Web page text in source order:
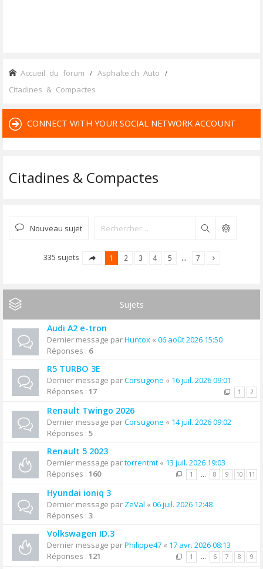
Accueil du forum Asphalte.ch Auto
Citadines & Compactes
CONNECT WITH YOUR SOCIAL NETWORK ACCOUNT
Citadines & Compactes
Nouveau sujet Rechercher
335 sujets 1 2 3 4 5 … 7
Sujets
Audi A2 e-tron
Dernier message parHuntox « 06 août 2026 15:50
Réponses : 6
R5 TURBO 3E
Dernier message parCorsugone « 16 juil. 2026 09:01
Réponses : 17 1 2
Renault Twingo 2026
Dernier message parCorsugone « 14 juil. 2026 09:02
Réponses : 5
Renault 5 2023
Dernier message partorrentmt « 13 juil. 2026 19:03
Réponses : 160 1 … 8 9 10 11
Hyundai ioniq 3
Dernier message par ZeVal « 06 juil. 2026 12:48
Réponses : 3
Volkswagen ID.3
Dernier message parPhilippe47 « 17 avr. 2026 08:13
Réponses : 121 1 … 6 7 8 9